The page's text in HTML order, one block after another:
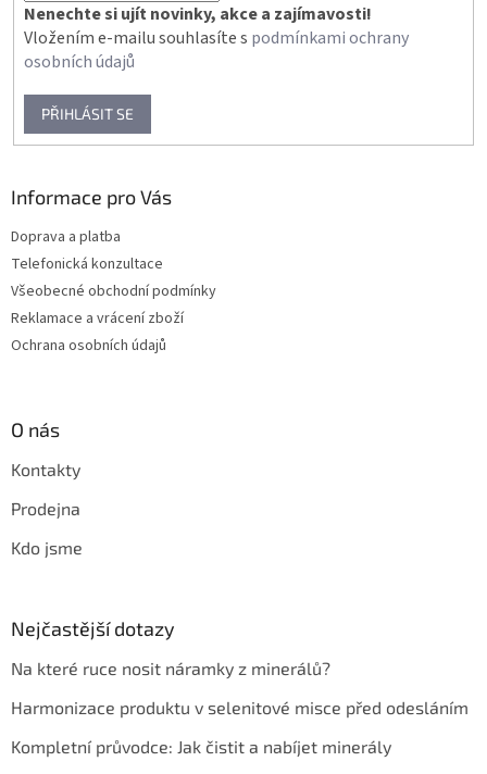
Nenechte si ujít novinky, akce a zajímavosti!
Vložením e-mailu souhlasíte s podmínkami ochrany
osobních údajů
PŘIHLÁSIT SE
Informace pro Vás
Doprava a platba
Telefonická konzultace
Všeobecné obchodní podmínky
Reklamace a vrácení zboží
Ochrana osobních údajů
O nás
Kontakty
Prodejna
Kdo jsme
Nejčastější dotazy
Na které ruce nosit náramky z minerálů?
Harmonizace produktu v selenitové misce před odesláním
Kompletní průvodce: Jak čistit a nabíjet minerály